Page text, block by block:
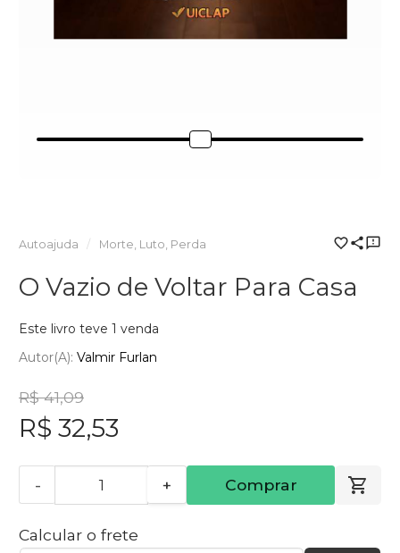
Autoajuda Morte, Luto, Perda
O Vazio de Voltar Para Casa
Este livro teve 1 venda
Autor(a): Valmir Furlan
R$ 41,09
R$ 32,53
- + Comprar
Calcular o frete